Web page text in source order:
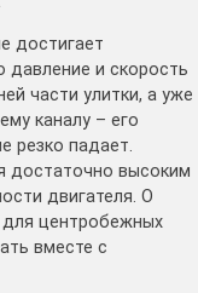
достигает
давление и скорость
части улитки, а уже
каналу – его
резко падает.
достаточно высоким
двигателя. О
центробежных
вместе с